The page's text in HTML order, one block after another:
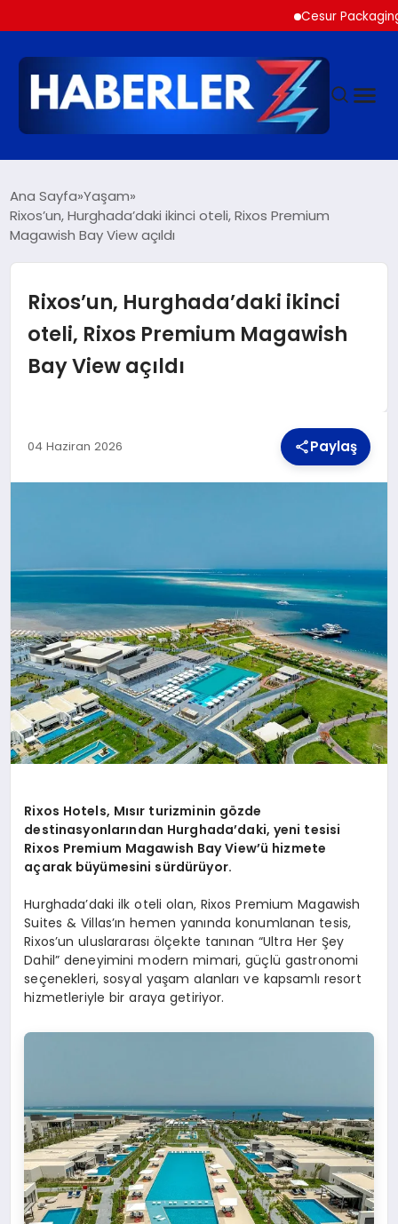
Cesur Packaging,
SIYASET
DÜNYA
EKONOMI
TEKNOLOJI
Ana Sayfa Yaşam
Rixos’un, Hurghada’daki ikinci oteli, Rixos Premium
Magawish Bay View açıldı
Rixos’un, Hurghada’daki ikinci
oteli, Rixos Premium Magawish
Bay View açıldı
04 Haziran 2026 Paylaş
Rixos Hotels, Mısır turizminin gözde
destinasyonlarından Hurghada’daki, yeni tesisi
Rixos Premium Magawish Bay View’ü hizmete
açarak büyümesini sürdürüyor.
Hurghada’daki ilk oteli olan, Rixos Premium Magawish
Suites & Villas’ın hemen yanında konumlanan tesis,
Rixos’un uluslararası ölçekte tanınan “Ultra Her Şey
Dahil” deneyimini modern mimari, güçlü gastronomi
seçenekleri, sosyal yaşam alanları ve kapsamlı resort
hizmetleriyle bir araya getiriyor.